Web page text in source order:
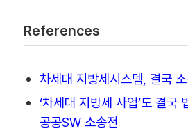
References
차세대 지방세시스템, 결국
‘차세대 지방세 사업’도 결국
공공SW 소송전